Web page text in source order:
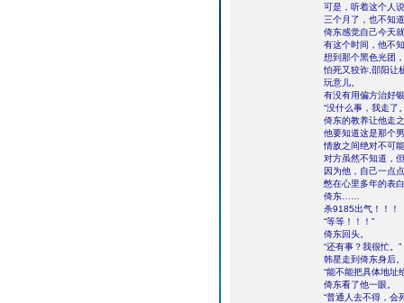
可是，听着这个人
三个月了，也不知
倚东感觉自己今天
有这个时间，他不
想到那个黑色光团
怕死又狡诈,邵阳让
玩意儿。
有没有用偏方治好
“没什么事，我走了
倚东的教养让他走
他要知道这是那个
情敌之间绝对不可
对方虽然不知道，
因为他，自己一点
憋在心里多年的表
倚东……
杀9185出气！！！
“等等！！！”
倚东回头。
“还有事？我很忙。”
韩星走到倚东身后。
“能不能把具体地址
倚东看了他一眼。
“普通人去不得，会